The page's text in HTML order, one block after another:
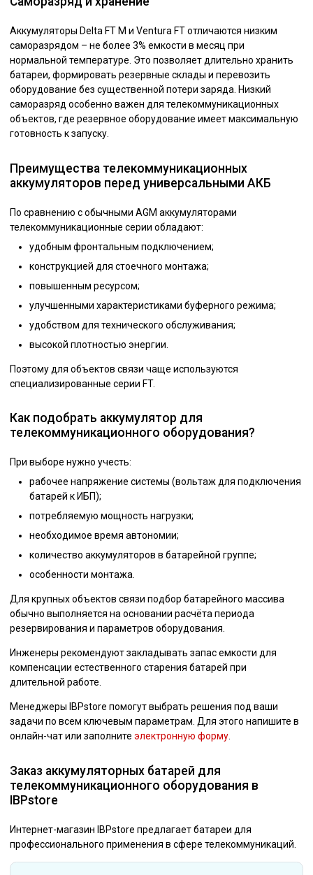
Аккумуляторы Delta FT M и Ventura FT отличаются низким
саморазрядом – не более 3% емкости в месяц при
нормальной температуре. Это позволяет длительно хранить
батареи, формировать резервные склады и перевозить
оборудование без существенной потери заряда. Низкий
саморазряд особенно важен для телекоммуникационных
объектов, где резервное оборудование имеет максимальную
готовность к запуску.
Преимущества телекоммуникационных
аккумуляторов перед универсальными АКБ
По сравнению с обычными AGM аккумуляторами
телекоммуникационные серии обладают:
удобным фронтальным подключением;
конструкцией для стоечного монтажа;
повышенным ресурсом;
улучшенными характеристиками буферного режима;
удобством для технического обслуживания;
высокой плотностью энергии.
Поэтому для объектов связи чаще используются
специализированные серии FT.
Как подобрать аккумулятор для
телекоммуникационного оборудования?
При выборе нужно учесть:
рабочее напряжение системы (вольтаж для подключения
батарей к ИБП);
потребляемую мощность нагрузки;
необходимое время автономии;
количество аккумуляторов в батарейной группе;
особенности монтажа.
Для крупных объектов связи подбор батарейного массива
обычно выполняется на основании расчёта периода
резервирования и параметров оборудования.
Инженеры рекомендуют закладывать запас емкости для
компенсации естественного старения батарей при
длительной работе.
Менеджеры IBPstore помогут выбрать решения под ваши
задачи по всем ключевым параметрам. Для этого напишите в
онлайн-чат или заполните электронную форму.
Заказ аккумуляторных батарей для
телекоммуникационного оборудования в
IBPstore
Интернет-магазин IBPstore предлагает батареи для
профессионального применения в сфере телекоммуникаций.